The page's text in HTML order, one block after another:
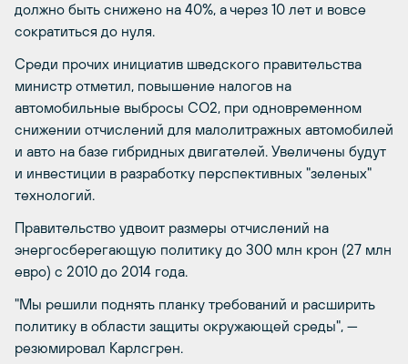
должно быть снижено на 40%, а через 10 лет и вовсе
сократиться до нуля.
Среди прочих инициатив шведского правительства
министр отметил, повышение налогов на
автомобильные выбросы CO2, при одновременном
снижении отчислений для малолитражных автомобилей
и авто на базе гибридных двигателей. Увеличены будут
и инвестиции в разработку перспективных "зеленых"
технологий.
Правительство удвоит размеры отчислений на
энергосберегающую политику до 300 млн крон (27 млн
евро) с 2010 до 2014 года.
"Мы решили поднять планку требований и расширить
политику в области защиты окружающей среды", —
резюмировал Карлсгрен.